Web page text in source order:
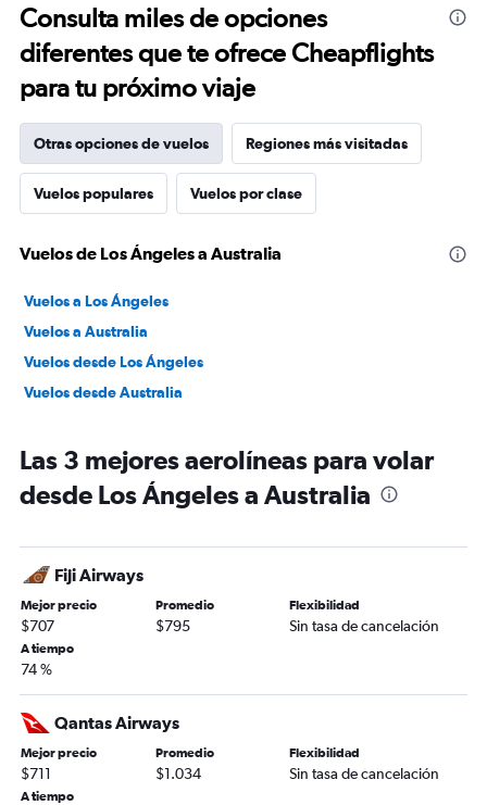
Consulta miles de opciones
diferentes que te ofrece Cheapflights
para tu próximo viaje
Otras opciones de vuelos Regiones más visitadas
Vuelos populares Vuelos por clase
Vuelos de Los Ángeles a Australia
Vuelos a Los Ángeles
Vuelos a Australia
Vuelos desde Los Ángeles
Vuelos desde Australia
Las 3 mejores aerolíneas para volar
desde Los Ángeles a Australia
Fiji Airways
Mejor precio
$707
Promedio
$795
Flexibilidad
Sin tasa de cancelación
A tiempo
74 %
Qantas Airways
Mejor precio
$711
Promedio
$1.034
Flexibilidad
Sin tasa de cancelación
A tiempo